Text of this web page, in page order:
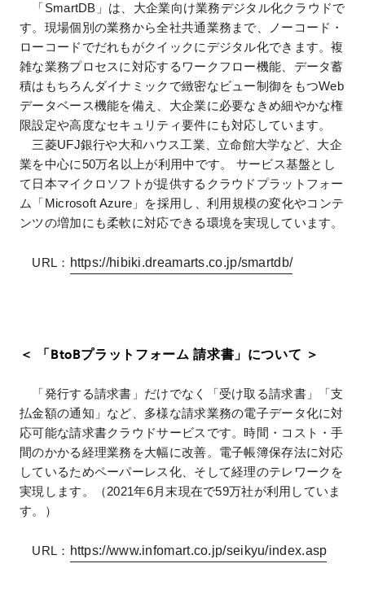
「SmartDB」は、大企業向け業務デジタル化クラウドで
す。現場個別の業務から全社共通業務まで、ノーコード・
ローコードでだれもがクイックにデジタル化できます。複
雑な業務プロセスに対応するワークフロー機能、データ蓄
積はもちろんダイナミックで緻密なビュー制御をもつWeb
データベース機能を備え、大企業に必要なきめ細やかな権
限設定や高度なセキュリティ要件にも対応しています。
三菱UFJ銀行や大和ハウス工業、立命館大学など、大企
業を中心に50万名以上が利用中です。 サービス基盤とし
て日本マイクロソフトが提供するクラウドプラットフォー
ム「Microsoft Azure」を採用し、利用規模の変化やコンテ
ンツの増加にも柔軟に対応できる環境を実現しています。
URL： https://hibiki.dreamarts.co.jp/smartdb/
＜ 「BtoBプラットフォーム 請求書」について ＞
「発行する請求書」だけでなく「受け取る請求書」「支
払金額の通知」など、多様な請求業務の電子データ化に対
応可能な請求書クラウドサービスです。時間・コスト・手
間のかかる経理業務を大幅に改善。電子帳簿保存法に対応
しているためペーパーレス化、そして経理のテレワークを
実現します。（2021年6月末現在で59万社が利用していま
す。）
URL： https://www.infomart.co.jp/seikyu/index.asp